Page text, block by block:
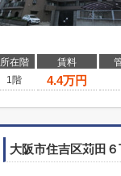
所在階 賃料
1階
4.4万円
大阪市住吉区苅田